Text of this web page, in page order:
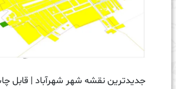
جدیدترین نقشه شهر شهرآباد | قابل